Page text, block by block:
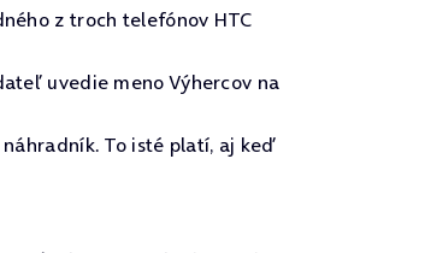
z troch telefónov HTC
uvedie meno Výhercov na
To isté platí, aj keď